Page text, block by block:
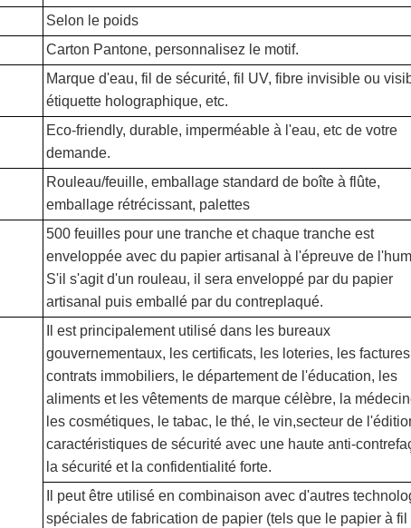
Selon le poids
Carton Pantone, personnalisez le motif.
Marque d'eau, fil de sécurité, fil UV, fibre invisible ou
étiquette holographique, etc.
Eco-friendly, durable, imperméable à l'eau, etc de votre
demande.
Rouleau/feuille, emballage standard de boîte à flûte,
emballage rétrécissant, palettes
500 feuilles pour une tranche et chaque tranche est
enveloppée avec du papier artisanal à l'épreuve de
S'il s'agit d'un rouleau, il sera enveloppé par du papier
artisanal puis emballé par du contreplaqué.
Il est principalement utilisé dans les bureaux
gouvernementaux, les certificats, les loteries, les
contrats immobiliers, le département de l'éducation, les
aliments et les vêtements de marque célèbre, la
les cosmétiques, le tabac, le thé, le vin,secteur de
caractéristiques de sécurité avec une haute anti-
la sécurité et la confidentialité forte.
Il peut être utilisé en combinaison avec d'autres
spéciales de fabrication de papier (tels que le papier à fil